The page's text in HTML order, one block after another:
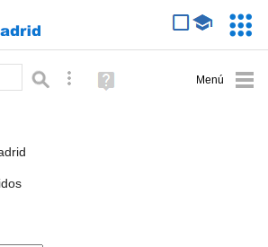
Búsqueda avanzada
Ayuda
(en